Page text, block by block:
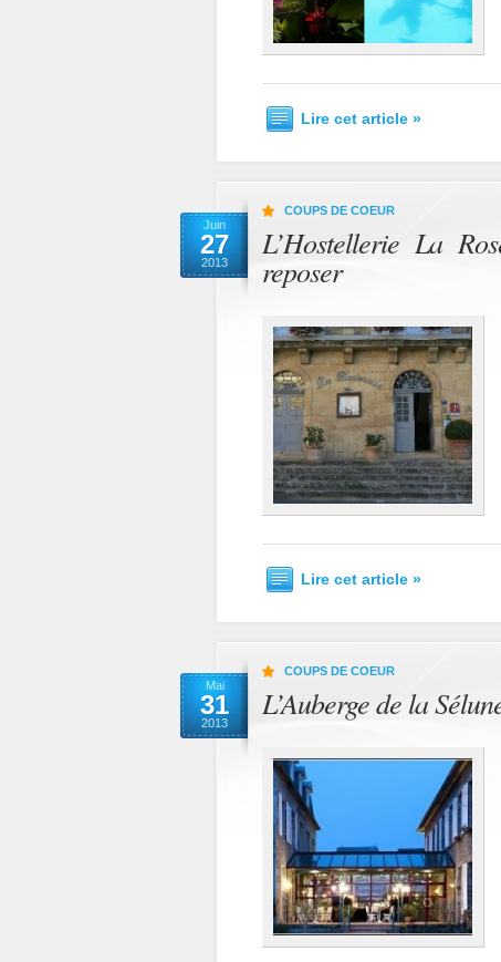
Lire cet article »
Juin
27
2013
COUPS DE COEUR
L’Hostellerie La
reposer
Lire cet article »
Mai
31
2013
COUPS DE COEUR
L’Auberge de la